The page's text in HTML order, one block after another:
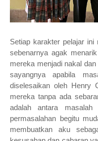
Setiap karakter pelajar
sebenarnya agak
mereka menjadi nakal
sayangnya apabila
diselesaikan oleh Henry
mereka tanpa ada
adalah antara
permasalahan begitu
membuatkan aku